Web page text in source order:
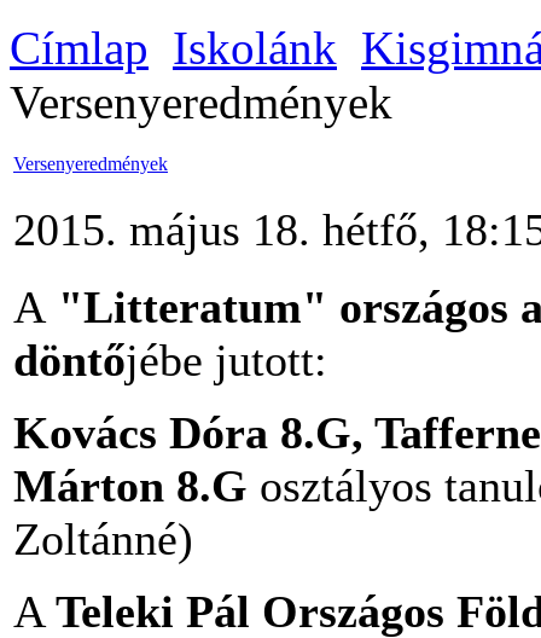
Címlap Iskolánk
Versenyeredmények
Versenyeredmények
2015. május 18. hétfő,
A "Litteratum" országos
döntőjébe jutott:
Kovács Dóra 8.G,
Márton 8.G osztályos
Zoltánné)
A Teleki Pál Országos